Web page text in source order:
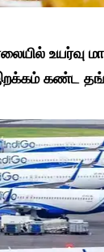
உயர்வு
கண்ட